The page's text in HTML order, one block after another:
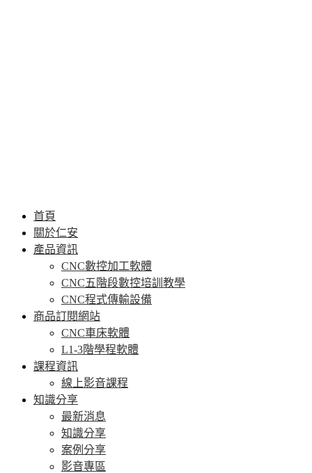
首頁
關於仁安
產品資訊
CNC數控加工軟體
CNC五階段數控培訓教學
CNC程式傳輸設備
商品訂閱網站
CNC車床軟體
L1-3階學程軟體
課程資訊
線上影音課程
知識分享
最新消息
知識分享
案例分享
影音專區